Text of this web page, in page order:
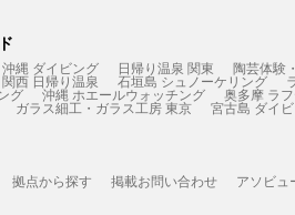
沖縄 ダイビング 日帰り温泉 関東 陶芸体験
関西 日帰り温泉 石垣島 シュノーケリング
グ 沖縄 ホエールウォッチング 奥多摩 ラ
ガラス細工・ガラス工房 東京 宮古島 ダイ
拠点から探す 掲載お問い合わせ アソビュ